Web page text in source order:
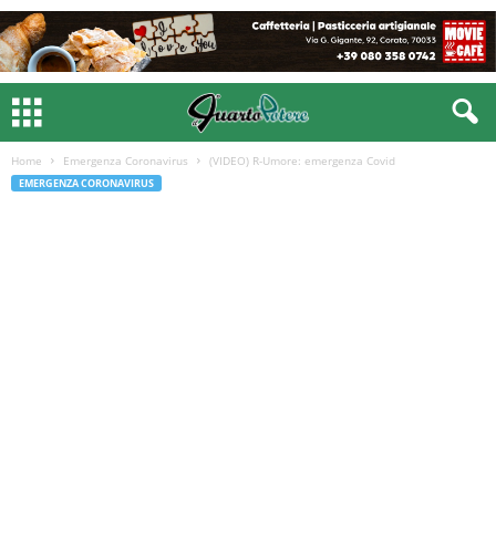
Home Emergenza Coronavirus (VIDEO) R-Umore: emergenza Covid
EMERGENZA CORONAVIRUS